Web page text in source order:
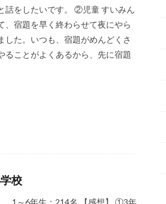
話をしたいです。 ②児童 すいみん
、宿題を早く終わらせて夜にやら
した。いつも、宿題がめんどくさ
ることがよくあるから、先に宿題
校
1～6年生：214名 【感想】 ①3年